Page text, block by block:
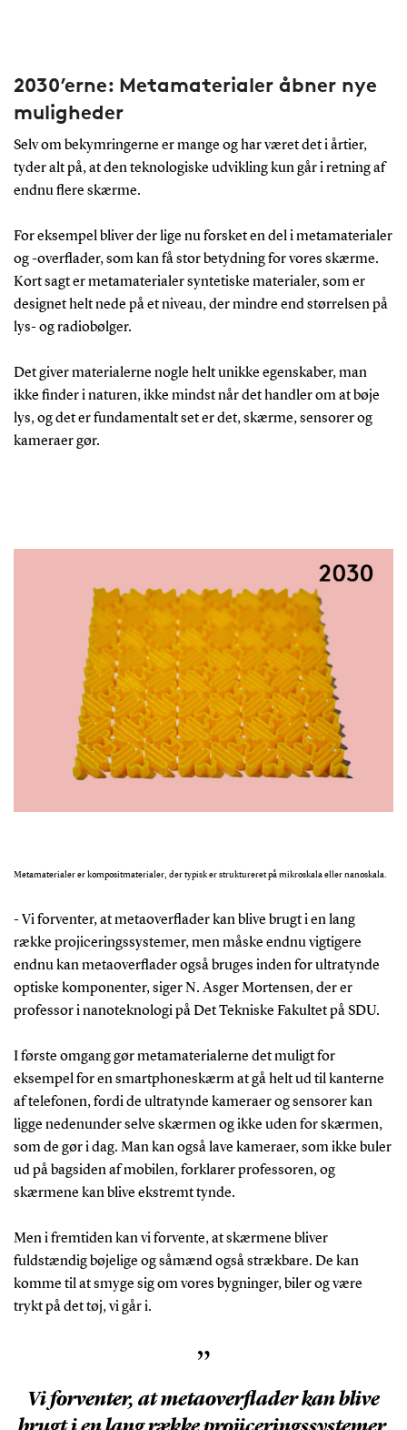
2030’erne: Metamaterialer åbner nye
muligheder
Selv om bekymringerne er mange og har været det i årtier,
tyder alt på, at den teknologiske udvikling kun går i retning af
endnu flere skærme.
For eksempel bliver der lige nu forsket en del i metamaterialer
og -overflader, som kan få stor betydning for vores skærme.
Kort sagt er metamaterialer syntetiske materialer, som er
designet helt nede på et niveau, der mindre end størrelsen på
lys- og radiobølger.
Det giver materialerne nogle helt unikke egenskaber, man
ikke finder i naturen, ikke mindst når det handler om at bøje
lys, og det er fundamentalt set er det, skærme, sensorer og
kameraer gør.
Metamaterialer er kompositmaterialer, der typisk er struktureret på mikroskala eller nanoskala.
- Vi forventer, at metaoverflader kan blive brugt i en lang
række projiceringssystemer, men måske endnu vigtigere
endnu kan metaoverflader også bruges inden for ultratynde
optiske komponenter, siger N. Asger Mortensen, der er
professor i nanoteknologi på Det Tekniske Fakultet på SDU.
I første omgang gør metamaterialerne det muligt for
eksempel for en smartphoneskærm at gå helt ud til kanterne
af telefonen, fordi de ultratynde kameraer og sensorer kan
ligge nedenunder selve skærmen og ikke uden for skærmen,
som de gør i dag. Man kan også lave kameraer, som ikke buler
ud på bagsiden af mobilen, forklarer professoren, og
skærmene kan blive ekstremt tynde.
Men i fremtiden kan vi forvente, at skærmene bliver
fuldstændig bøjelige og såmænd også strækbare. De kan
komme til at smyge sig om vores bygninger, biler og være
trykt på det tøj, vi går i.
”
Vi forventer, at metaoverflader kan blive